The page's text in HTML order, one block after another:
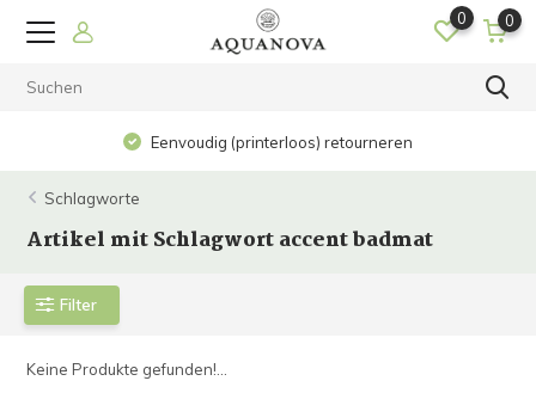
0 0
Eenvoudig (printerloos) retourneren
Schlagworte
Artikel mit Schlagwort accent badmat
Filter
Keine Produkte gefunden!...